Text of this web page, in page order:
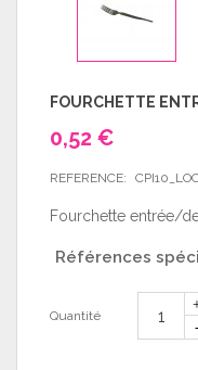
FOURCHETTE
0,52 €
REFERENCE:
Fourchette entrée/
Références
Quantité